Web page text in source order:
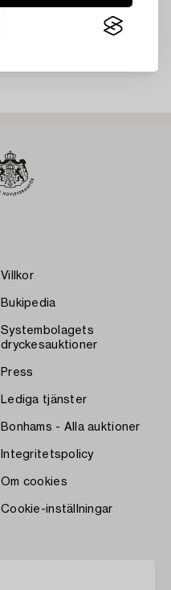
Villkor
Bukipedia
Systembolagets
dryckesauktioner
Press
Lediga tjänster
Bonhams - Alla auktioner
Integritetspolicy
Om cookies
Cookie-inställningar